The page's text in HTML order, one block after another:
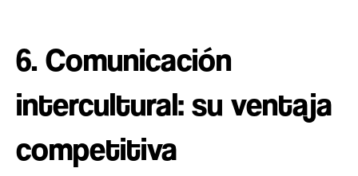
6. Comunicación
intercultural: su ventaja
competitiva